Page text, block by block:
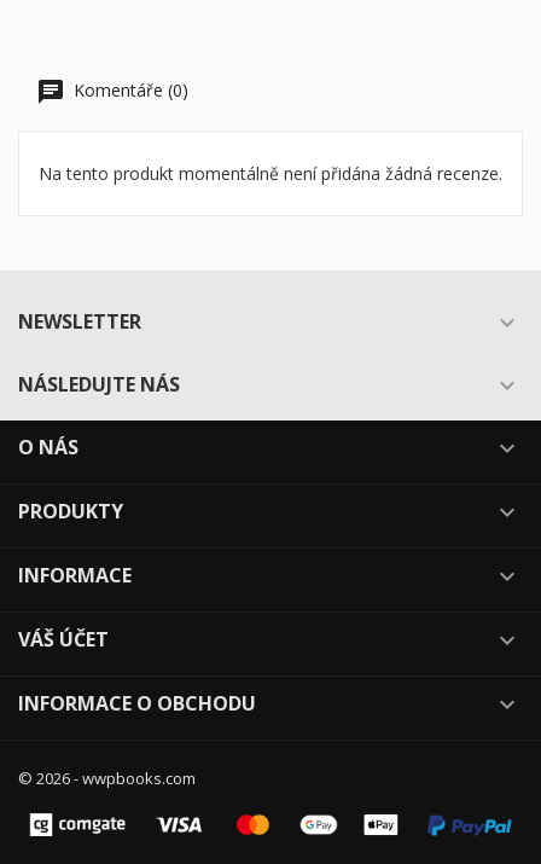
Komentáře (0)
Na tento produkt momentálně není přidána žádná recenze.
NEWSLETTER 
NÁSLEDUJTE NÁS 
O NÁS 
PRODUKTY 
INFORMACE 
VÁŠ ÚČET 
INFORMACE O OBCHODU 
© 2026 - wwpbooks.com